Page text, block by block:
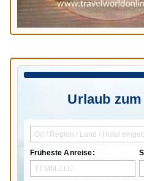
Urlaub
Früheste Anreise: